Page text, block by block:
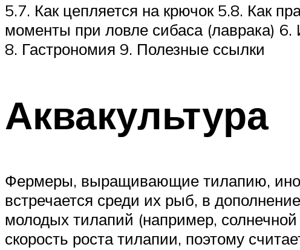
5.7. Как цепляется на крючок 5.8. Как
моменты при ловле сибаса (лаврака)
8. Гастрономия 9. Полезные ссылки
Аквакультура
Фермеры, выращивающие тилапию,
встречается среди их рыб, в
молодых тилапий (например,
скорость роста тилапии, поэтому